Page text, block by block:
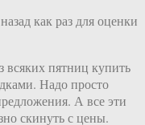
как раз для оценки
пятниц купить
Надо просто
А все эти
скинуть с цены.